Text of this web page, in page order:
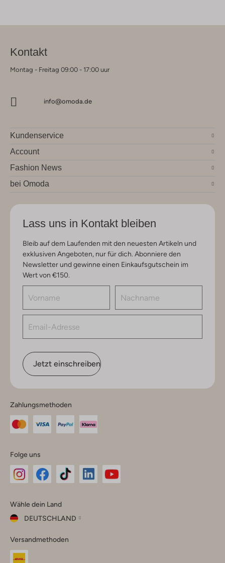
Kontakt
Montag - Freitag 09:00 - 17:00 uur
info@omoda.de
Kundenservice
Account
Fashion News
bei Omoda
Lass uns in Kontakt bleiben
Bleib auf dem Laufenden mit den neuesten Artikeln und
exklusiven Angeboten, nur für dich. Abonniere den
Newsletter und gewinne einen Einkaufsgutschein im
Wert von €150.
Jetzt einschreiben
Zahlungsmethoden
Folge uns
Instagram
Facebook
TikTok
Wähle dein Land
DEUTSCHLAND
dein
Land
Versandmethoden